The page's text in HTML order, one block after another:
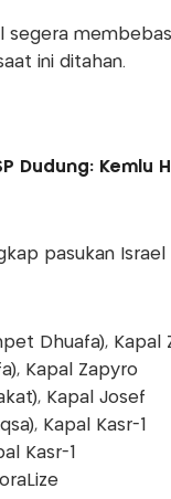
segera
ini ditahan.
Dudung: Kemlu
pasukan
Dhuafa), Kapal
Kapal Zapyro
Kapal Josef
Kapal Kasr-1
Kasr-1